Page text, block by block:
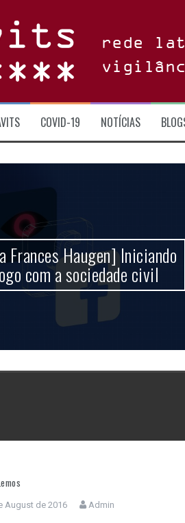
rede
COVID-19 NOTÍCIAS
Frances Haugen] Iniciando
com a sociedade civil
August de 2016 Admin